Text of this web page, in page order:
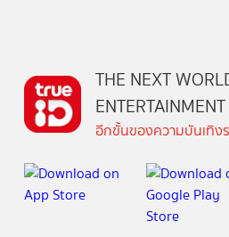
THE NEXT
ENTERTAINMENT
อีกขั้นของความบันเทิง